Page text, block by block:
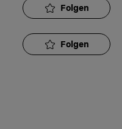
Folgen
Folgen